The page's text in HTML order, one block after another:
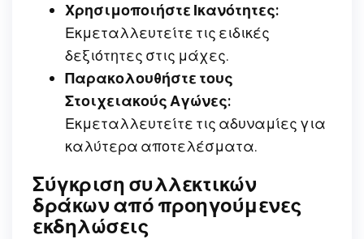
Χρησιμοποιήστε Ικανότητες:
Εκμεταλλευτείτε τις ειδικές
δεξιότητες στις μάχες.
Παρακολουθήστε τους
Στοιχειακούς Αγώνες:
Εκμεταλλευτείτε τις αδυναμίες για
καλύτερα αποτελέσματα.
Σύγκριση συλλεκτικών
δράκων από προηγούμενες
εκδηλώσεις